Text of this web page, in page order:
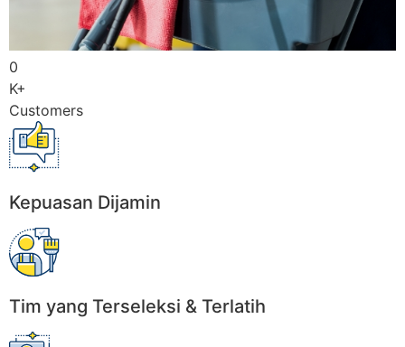
0
K+
Customers
Kepuasan Dijamin
Tim yang Terseleksi & Terlatih